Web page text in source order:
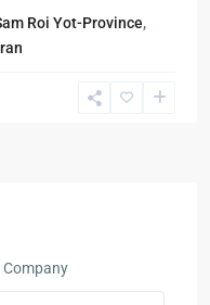
Roi Yot-Province,
Company